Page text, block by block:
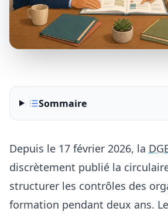
Sommaire
Depuis le 17 février 2026, la
discrètement publié la
structurer les contrôles des
formation pendant deux ans.